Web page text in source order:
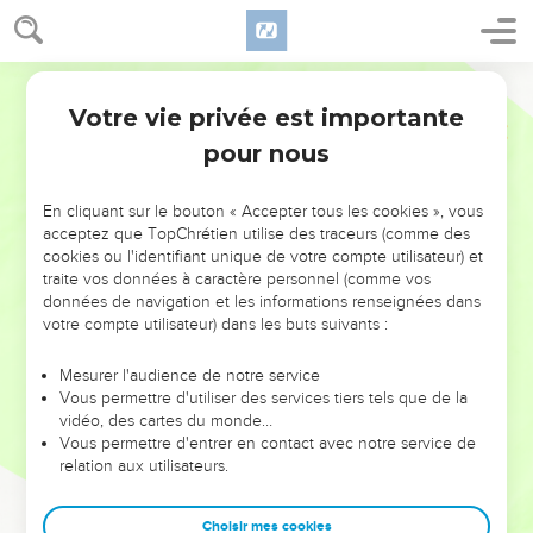
NE MANQUEZ PAS L’ÉVÉNEMENT
DE L’ANNÉE !
ET SI LEURS ERREURS POUVAIENT VOUS ÉVITER LES
VOTRES ?
leur foi ou leur vision. Mais on voit moins les doutes, les erreurs
et les saisons difficiles qu'ils ont traversés, alors même que ce
sont elles qui les ont façonnés.
Dans cette conférence, leaders, entrepreneurs, et responsables
clés pour avancer avec plus de sagesse afin que leurs erreurs
Votre vie privée est importante
pour nous
En cliquant sur le bouton « Accepter tous les cookies », vous
acceptez que TopChrétien utilise des traceurs (comme des
cookies ou l'identifiant unique de votre compte utilisateur) et
traite vos données à caractère personnel (comme vos
données de navigation et les informations renseignées dans
votre compte utilisateur) dans les buts suivants :
Mesurer l'audience de notre service
Vous permettre d'utiliser des services tiers tels que de la
vidéo, des cartes du monde…
Vous permettre d'entrer en contact avec notre service de
relation aux utilisateurs.
Choisir mes cookies